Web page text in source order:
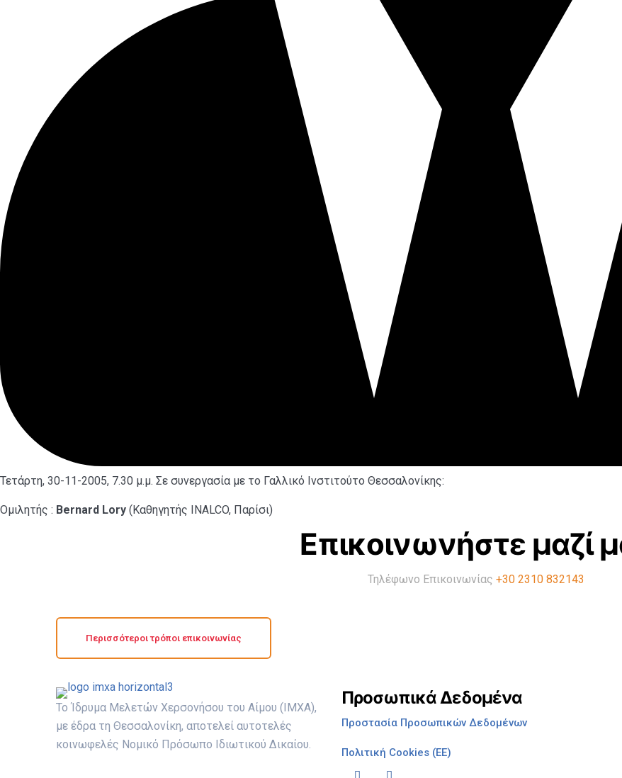
Τετάρτη, 30-11-2005, 7.30 μ.μ. Σε συνεργασία με το Γαλλικό Ινστιτούτο Θεσσαλονίκης:
Ομιλητής : Bernard Lory (Καθηγητής INALCO, Παρίσι)
Επικοινωνήστε μαζί
Τηλέφωνο Επικοινωνίας +30 2310 832143
Περισσότεροι τρόποι επικοινωνίας
Το Ίδρυμα Μελετών Χερσονήσου του Αίμου (ΙΜΧΑ),
με έδρα τη Θεσσαλονίκη, αποτελεί αυτοτελές
κοινωφελές Νομικό Πρόσωπο Ιδιωτικού Δικαίου.
Προσωπικά Δεδομένα
Προστασία Προσωπικών Δεδομένων
Πολιτική Cookies (ΕΕ)